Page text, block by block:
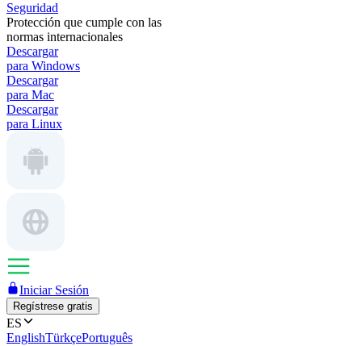
Seguridad
Protección que cumple con las
normas internacionales
Descargar
para Windows
Descargar
para Mac
Descargar
para Linux
Iniciar Sesión
Regístrese gratis
ES
EnglishTürkçePortuguês